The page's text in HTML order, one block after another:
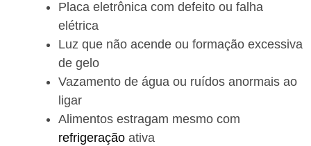
Placa eletrônica com defeito ou falha
elétrica
Luz que não acende ou formação excessiva
de gelo
Vazamento de água ou ruídos anormais ao
ligar
Alimentos estragam mesmo com
refrigeração ativa